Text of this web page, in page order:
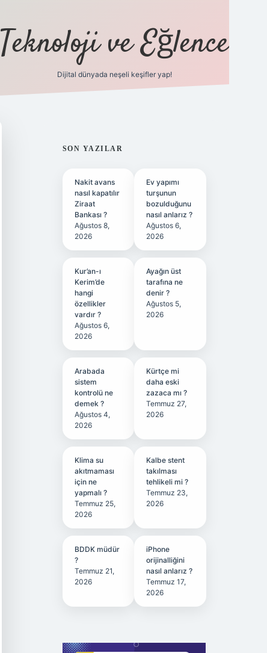
Teknoloji ve Eğlence
Dijital dünyada neşeli keşifler yap!
SIDEBAR
SON YAZILAR
Nakit avans
nasıl kapatılır
Ziraat
Bankası ?
Ağustos 8,
2026
Ev yapımı
turşunun
bozulduğunu
nasıl anlarız ?
Ağustos 6,
2026
Kur’an-ı
Kerim’de
hangi
özellikler
vardır ?
Ağustos 6,
2026
Ayağın üst
tarafına ne
denir ?
Ağustos 5,
2026
Arabada
sistem
kontrolü ne
demek ?
Ağustos 4,
2026
Kürtçe mi
daha eski
zazaca mı ?
Temmuz 27,
2026
Klima su
akıtmaması
için ne
yapmalı ?
Temmuz 25,
2026
Kalbe stent
takılması
tehlikeli mi ?
Temmuz 23,
2026
BDDK müdür
?
Temmuz 21,
2026
iPhone
orijinalliğini
nasıl anlarız ?
Temmuz 17,
2026